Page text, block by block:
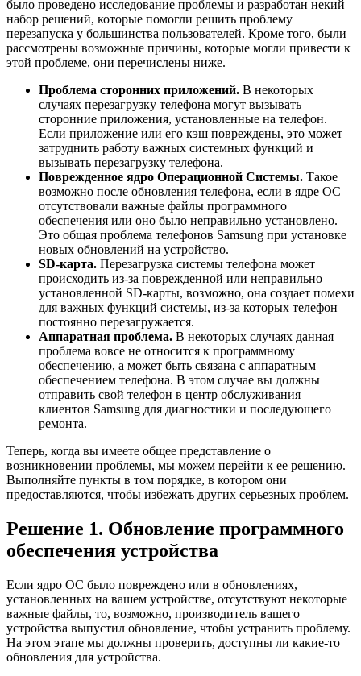
было проведено исследование проблемы и разработан некий
набор решений, которые помогли решить проблему
перезапуска у большинства пользователей. Кроме того, были
рассмотрены возможные причины, которые могли привести к
этой проблеме, они перечислены ниже.
Проблема сторонних приложений. В некоторых
случаях перезагрузку телефона могут вызывать
сторонние приложения, установленные на телефон.
Если приложение или его кэш повреждены, это может
затруднить работу важных системных функций и
вызывать перезагрузку телефона.
Поврежденное ядро ​​Операционной Системы. Такое
возможно после обновления телефона, если в ядре ОС
отсутствовали важные файлы программного
обеспечения или оно было неправильно установлено.
Это общая проблема телефонов Samsung при установке
новых обновлений на устройство.
SD-карта. Перезагрузка системы телефона может
происходить из-за поврежденной или неправильно
установленной ​​SD-карты, возможно, она создает помехи
для важных функций системы, из-за которых телефон
постоянно перезагружается.
Аппаратная проблема. В некоторых случаях данная
проблема вовсе не относится к программному
обеспечению, а может быть связана с аппаратным
обеспечением телефона. В этом случае вы должны
отправить свой телефон в центр обслуживания
клиентов Samsung для диагностики и последующего
ремонта.
Теперь, когда вы имеете общее представление о
возникновении проблемы, мы можем перейти к ее решению.
Выполняйте пункты в том порядке, в котором они
предоставляются, чтобы избежать других серьезных проблем.
Решение 1. Обновление программного
обеспечения устройства
Если ядро ​​ОС было повреждено или в обновлениях,
установленных на вашем устройстве, отсутствуют некоторые
важные файлы, то, возможно, производитель вашего
устройства выпустил обновление, чтобы устранить проблему.
На этом этапе мы должны проверить, доступны ли какие-то
обновления для устройства.